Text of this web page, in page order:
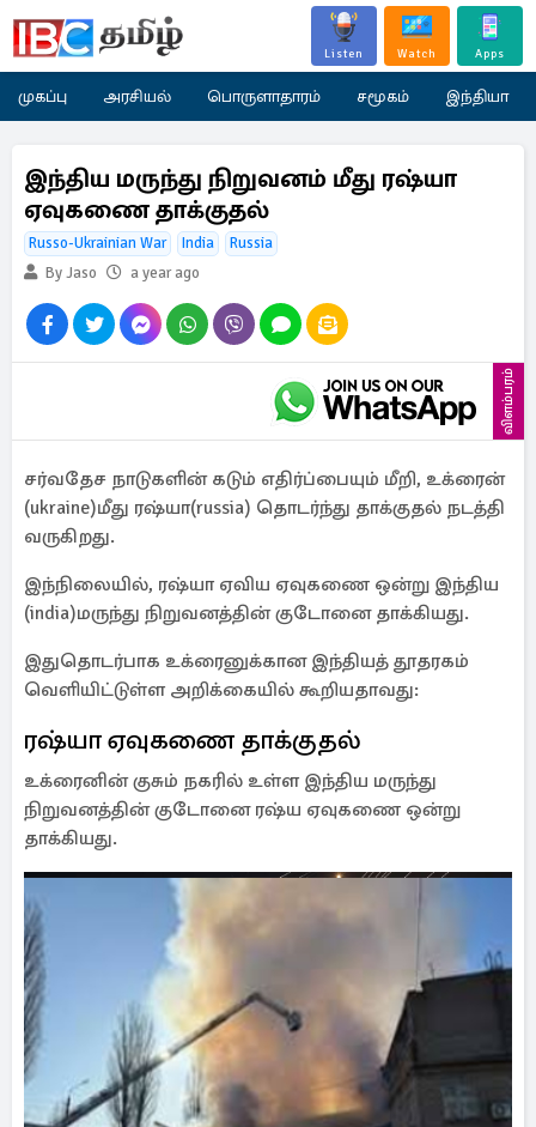
Listen Watch Apps
முகப்பு அரசியல் பொருளாதாரம் சமூகம் இந்தியா
இந்திய மருந்து நிறுவனம் மீது ரஷ்யா
ஏவுகணை தாக்குதல்
Russo-Ukrainian War India
Russia
By Jaso
a year ago
விளம்பரம்
சர்வதேச நாடுகளின் கடும் எதிர்ப்பையும் மீறி, உக்ரைன்
(ukraine)மீது ரஷ்யா(russia) தொடர்ந்து தாக்குதல் நடத்தி
வருகிறது.
இந்நிலையில், ரஷ்யா ஏவிய ஏவுகணை ஒன்று இந்திய
(india)மருந்து நிறுவனத்தின் குடோனை தாக்கியது.
இதுதொடர்பாக உக்ரைனுக்கான இந்தியத் தூதரகம்
வெளியிட்டுள்ள அறிக்கையில் கூறியதாவது:
ரஷ்யா ஏவுகணை தாக்குதல்
உக்ரைனின் குசும் நகரில் உள்ள இந்திய மருந்து
நிறுவனத்தின் குடோனை ரஷ்ய ஏவுகணை ஒன்று
தாக்கியது.